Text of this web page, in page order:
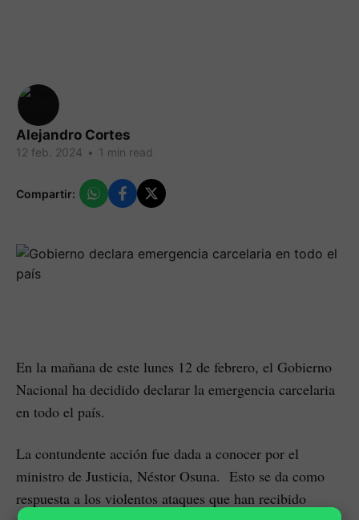
Alejandro Cortes
12 feb. 2024 • 1 min read
Compartir:
En la mañana de este lunes 12 de febrero, el Gobierno
Nacional ha decidido declarar la emergencia carcelaria
en todo el país.
La contundente acción fue dada a conocer por el
ministro de Justicia, Néstor Osuna. Esto se da como
respuesta a los violentos ataques que han recibido